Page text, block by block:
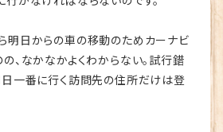
明日からの車の移動のためカーナビ
、なかなかよくわからない。試行錯
日一番に行く訪問先の住所だけは登